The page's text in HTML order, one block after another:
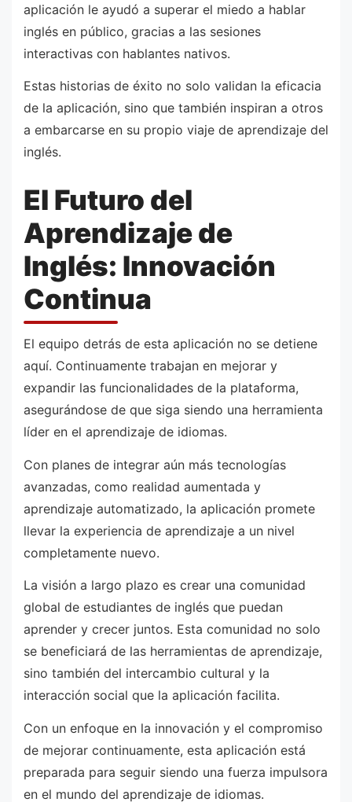
aplicación le ayudó a superar el miedo a hablar
inglés en público, gracias a las sesiones
interactivas con hablantes nativos.
Estas historias de éxito no solo validan la eficacia
de la aplicación, sino que también inspiran a otros
a embarcarse en su propio viaje de aprendizaje del
inglés.
El Futuro del
Aprendizaje de
Inglés: Innovación
Continua
El equipo detrás de esta aplicación no se detiene
aquí. Continuamente trabajan en mejorar y
expandir las funcionalidades de la plataforma,
asegurándose de que siga siendo una herramienta
líder en el aprendizaje de idiomas.
Con planes de integrar aún más tecnologías
avanzadas, como realidad aumentada y
aprendizaje automatizado, la aplicación promete
llevar la experiencia de aprendizaje a un nivel
completamente nuevo.
La visión a largo plazo es crear una comunidad
global de estudiantes de inglés que puedan
aprender y crecer juntos. Esta comunidad no solo
se beneficiará de las herramientas de aprendizaje,
sino también del intercambio cultural y la
interacción social que la aplicación facilita.
Con un enfoque en la innovación y el compromiso
de mejorar continuamente, esta aplicación está
preparada para seguir siendo una fuerza impulsora
en el mundo del aprendizaje de idiomas.